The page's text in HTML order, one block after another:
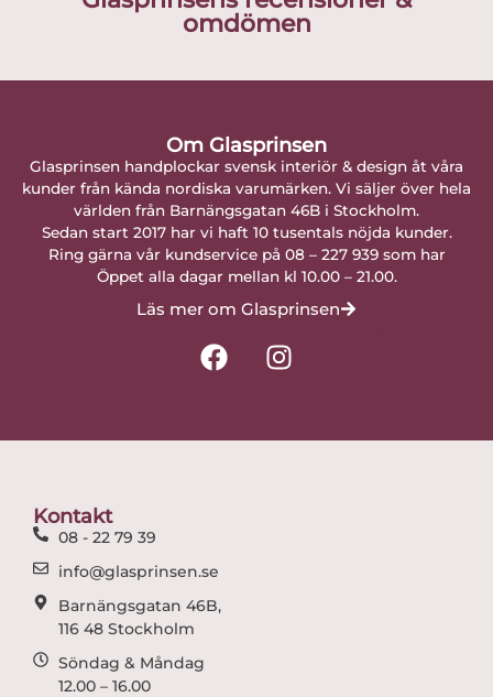
omdömen
Om Glasprinsen
Glasprinsen handplockar svensk interiör & design åt våra
kunder från kända nordiska varumärken. Vi säljer över hela
världen från Barnängsgatan 46B i Stockholm.
Sedan start 2017 har vi haft 10 tusentals nöjda kunder.
Ring gärna vår kundservice på 08 – 227 939 som har
Öppet alla dagar mellan kl 10.00 – 21.00.
Läs mer om Glasprinsen
F
a
I
n
Kontakt
08 - 22 79 39
info@glasprinsen.se
Barnängsgatan 46B,
116 48 Stockholm
Söndag & Måndag
12.00 – 16.00